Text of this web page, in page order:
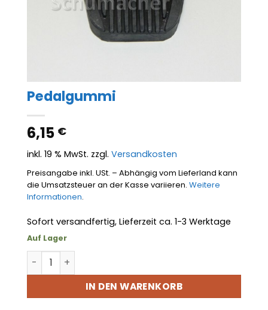
Pedalgummi
6,15 €
inkl. 19 % MwSt. zzgl. Versandkosten
Preisangabe inkl. USt. – Abhängig vom Lieferland kann
die Umsatzsteuer an der Kasse variieren. Weitere
Informationen.
Sofort versandfertig, Lieferzeit ca. 1-3 Werktage
Auf Lager
Pedalgummi Menge
IN DEN WARENKORB